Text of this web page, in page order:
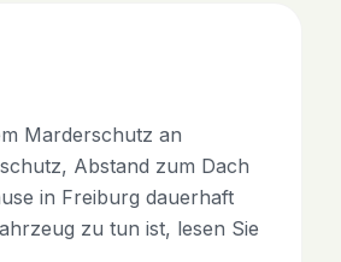
Marderschutz an
Abstand zum Dach
in Freiburg dauerhaft
zu tun ist, lesen Sie